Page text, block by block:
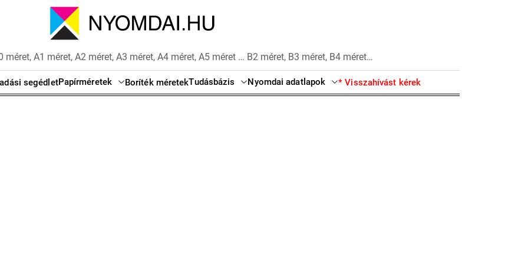
méret, A1 méret, A2 méret, A3 méret, A4 méret, A5 méret … B2 méret, B3 méret, B4 méret…
segédletPapírméretek Boríték méretekTudásbázis Nyomdai adatlapok * Visszahívást kérek